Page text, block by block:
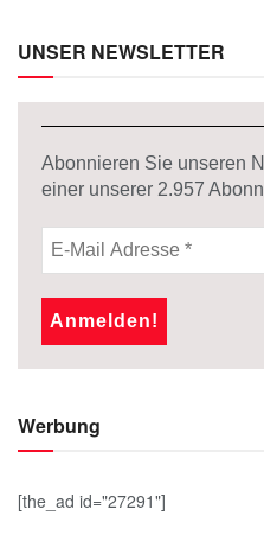
UNSER NEWSLETTER
Abonnieren Sie unseren
einer unserer 2.957
Werbung
[the_ad id="27291"]